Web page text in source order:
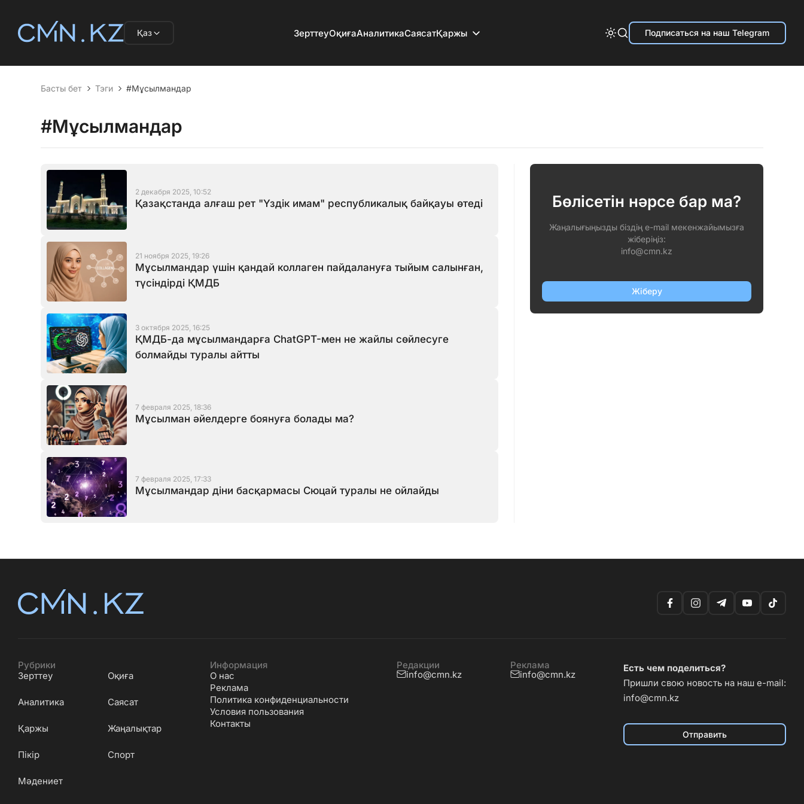
Қаз ЗерттеуОқиғаАналитикаСаясатҚаржы Подписаться на наш Telegram
Басты бет Тэги #Мұсылмандар
#Мұсылмандар
2 декабря 2025, 10:52
Қазақстанда алғаш рет "Үздік имам" республикалық байқауы өтеді
21 ноября 2025, 19:26
Мұсылмандар үшін қандай коллаген пайдалануға тыйым салынған,
түсіндірді ҚМДБ
3 октября 2025, 16:25
ҚМДБ-да мұсылмандарға ChatGPT-мен не жайлы сөйлесуге
болмайды туралы айтты
7 февраля 2025, 18:36
Мұсылман әйелдерге боянуға болады ма?
7 февраля 2025, 17:33
Мұсылмандар діни басқармасы Сюцай туралы не ойлайды
Бөлісетін нәрсе бар ма?
Жаңалығыңызды біздің e-mail мекенжайымызға
жіберіңіз:
info@cmn.kz
Жіберу
Рубрики
Зерттеу
Оқиға
Аналитика Саясат
Қаржы Жаңалықтар
Пікір Спорт
Мәдениет
Информация
О нас
Реклама
Политика конфиденциальности
Условия пользования
Контакты
Редакции
info@cmn.kz
Реклама
info@cmn.kz
Есть чем поделиться?
Пришли свою новость на наш e-mail:
info@cmn.kz
Отправить